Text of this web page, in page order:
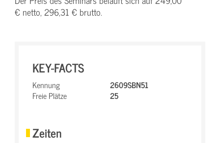
€ netto, 296,31 € brutto.
KEY-FACTS
Kennung
2609SBN51
Freie Plätze
25
Zeiten